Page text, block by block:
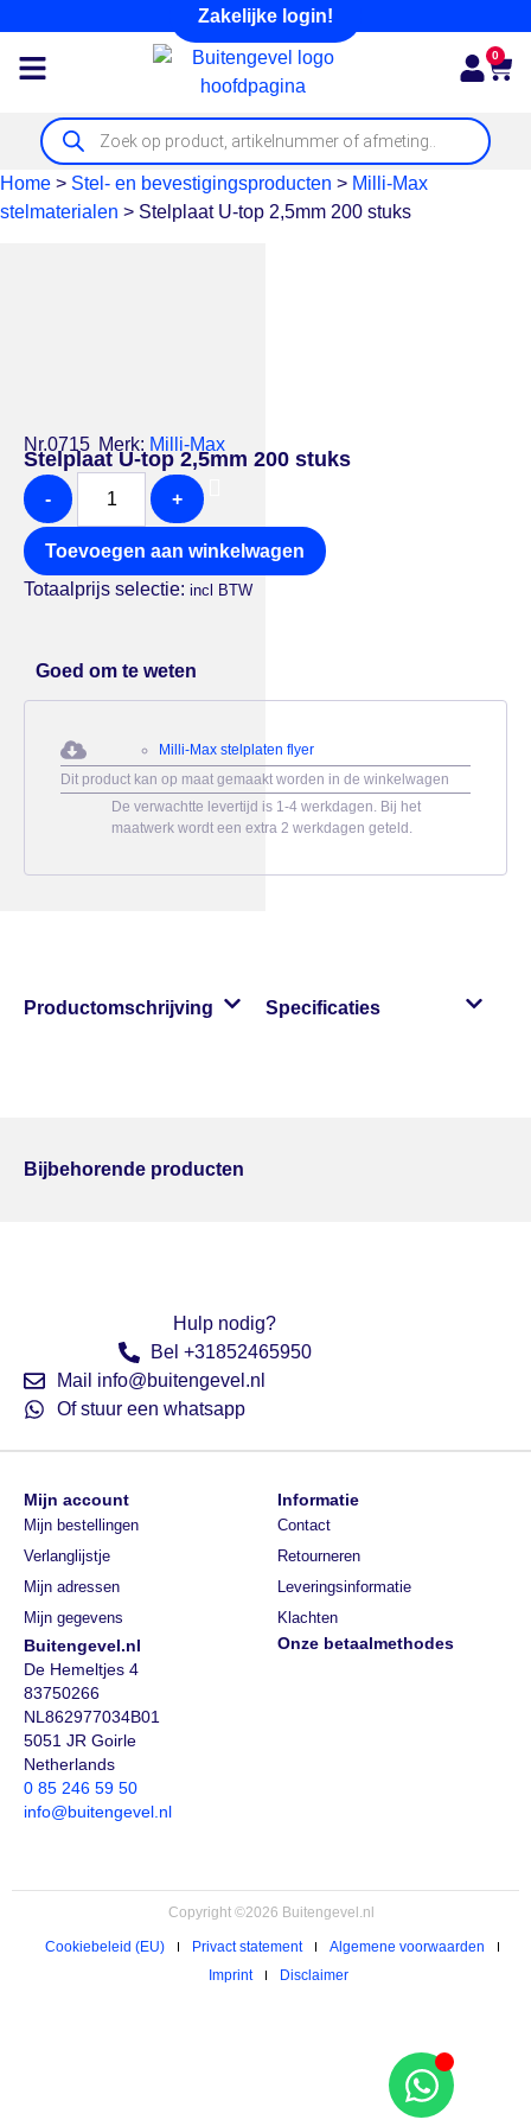
Zakelijke login!
0
Home > Stel- en bevestigingsproducten > Milli-Max
stelmaterialen > Stelplaat U-top 2,5mm 200 stuks
Nr.0715 Merk: Milli-Max
Stelplaat U-top 2,5mm 200 stuks
- +
Toevoegen aan winkelwagen
Totaalprijs selectie: incl BTW
Goed om te weten
Milli-Max stelplaten flyer
Dit product kan op maat gemaakt worden in de winkelwagen
De verwachtte levertijd is 1-4 werkdagen. Bij het
maatwerk wordt een extra 2 werkdagen geteld.
Productomschrijving Specificaties
Bijbehorende producten
Hulp nodig?
Bel +31852465950
Mail info@buitengevel.nl
Of stuur een whatsapp
Buitengevel.nl
De Hemeltjes 4
83750266
NL862977034B01
5051 JR Goirle
Netherlands
0 85 246 59 50
info@buitengevel.nl
Onze betaalmethodes
Mijn account
Mijn bestellingen
Verlanglijstje
Mijn adressen
Mijn gegevens
Informatie
Contact
Retourneren
Leveringsinformatie
Klachten
Copyright ©2026 Buitengevel.nl
Cookiebeleid (EU) Privact statement
Algemene voorwaarden
Imprint
Disclaimer